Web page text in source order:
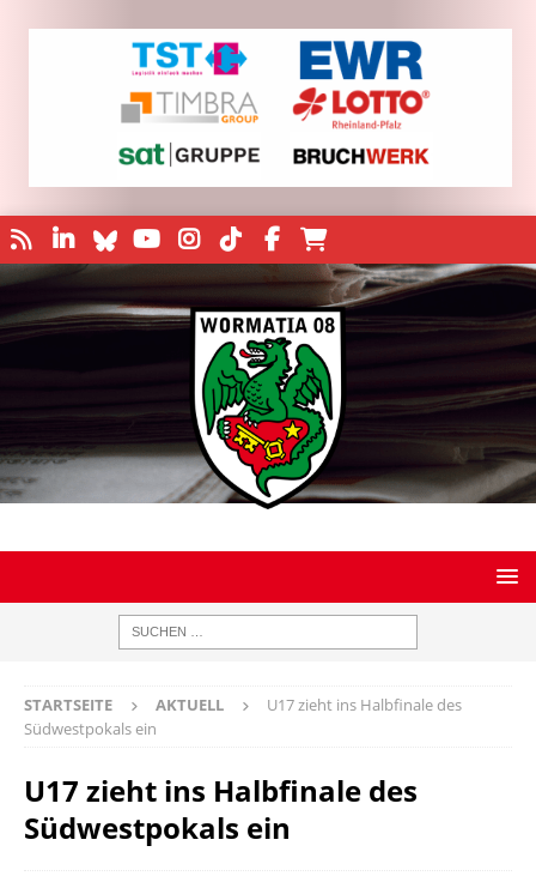
STARTSEITE AKTUELL
U17 zieht ins Halbfinale des
Südwestpokals ein
U17 zieht ins Halbfinale des
Südwestpokals ein